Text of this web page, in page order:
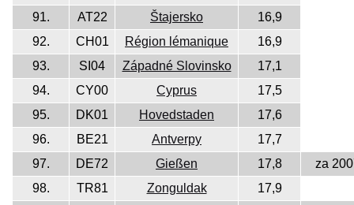
91. AT22 Štajersko
16,9
92.
CH01 Région lémanique
16,9
93.
SI04 Západné Slovinsko
17,1
94.
CY00 Cyprus
17,5
95.
DK01 Hovedstaden
17,6
96.
BE21 Antverpy
17,7
97.
DE72 Gießen 17,8
za
98.
TR81 Zonguldak 17,9